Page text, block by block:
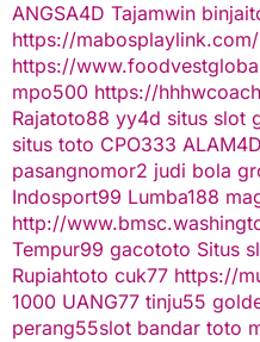
ANGSA4D Tajamwin
https://mabosplaylink.com/
https://
mpo500 https://
Rajatoto88 yy4d situs slot
situs toto CPO333 ALAM4D
pasangnomor2 judi bola
Indosport99 Lumba188
http://
Tempur99 gacototo Situs
Rupiahtoto cuk77 https://
1000 UANG77 tinju55
perang55slot bandar toto